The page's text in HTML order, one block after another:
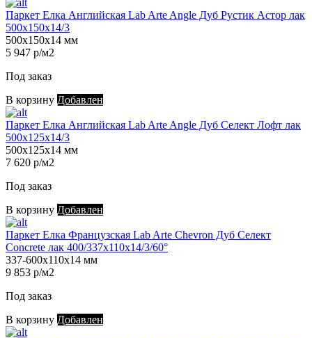
Паркет Елка Английская Lab Arte Angle Дуб Рустик Астор лак
500х150х14/3
500х150х14 мм
5 947 р/м2
Под заказ
В корзину Добавлен
Паркет Елка Английская Lab Arte Angle Дуб Селект Лофт лак
500х125х14/3
500х125х14 мм
7 620 р/м2
Под заказ
В корзину Добавлен
Паркет Елка Французская Lab Arte Chevron Дуб Селект
Concrete лак 400/337х110х14/3/60°
337-600х110х14 мм
9 853 р/м2
Под заказ
В корзину Добавлен